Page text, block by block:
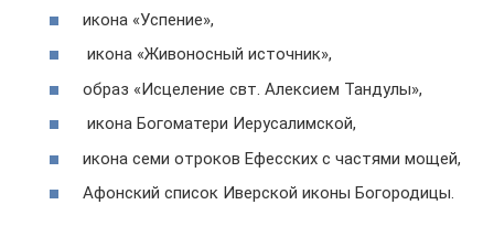
икона «Успение»,
икона «Живоносный источник»,
образ «Исцеление свт. Алексием Тандулы»,
икона Богоматери Иерусалимской,
икона семи отроков Ефесских с частями мощей,
Афонский список Иверской иконы Богородицы.